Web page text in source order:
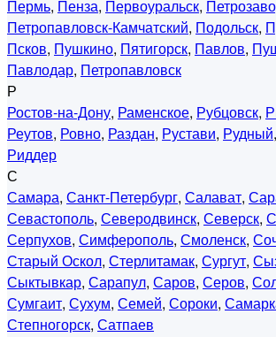
Пермь, Пенза, Первоуральск,
Петропавловск-Камчатский, Подольск,
Псков, Пушкино, Пятигорск, Павлов,
Павлодар, Петропавловск
Р
Ростов-на-Дону, Раменское, Рубцовск,
Реутов, Ровно, Раздан, Рустави, Рудный,
Риддер
С
Самара, Санкт-Петербург, Салават,
Севастополь, Северодвинск, Северск,
Серпухов, Симферополь, Смоленск,
Старый Оскол, Стерлитамак, Сургут,
Сыктывкар, Сарапул, Саров, Серов,
Сумгаит, Сухум, Семей, Сороки,
Степногорск, Сатпаев